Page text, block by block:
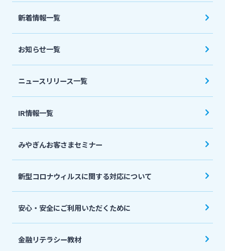
法人・個人事業主のお客さま
宮崎銀行について
ニュースリリース一覧
採用情報
お問い合わせ先一覧
新着情報一覧
お知らせ一覧
ニュースリリース一覧
IR情報一覧
みやぎんお客さまセミナー
新型コロナウィルスに関する対応について
安心・安全にご利用いただくために
金融リテラシー教材